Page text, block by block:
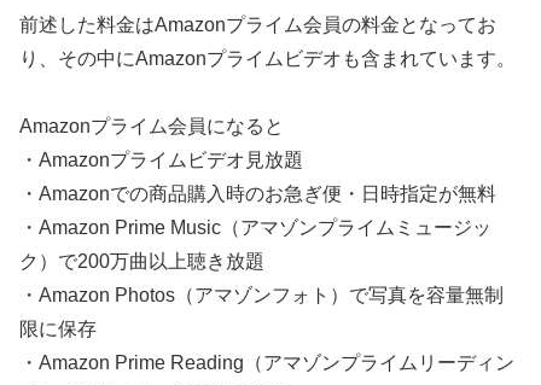
前述した料金はAmazonプライム会員の料金となってお
り、その中にAmazonプライムビデオも含まれています。
Amazonプライム会員になると
・Amazonプライムビデオ見放題
・Amazonでの商品購入時のお急ぎ便・日時指定が無料
・Amazon Prime Music（アマゾンプライムミュージッ
ク）で200万曲以上聴き放題
・Amazon Photos（アマゾンフォト）で写真を容量無制
限に保存
・Amazon Prime Reading（アマゾンプライムリーディン